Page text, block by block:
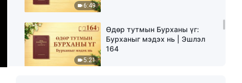
6:49
5:21
Өдөр тутмын Бурханы үг:
Бурханыг мэдэх нь | Эшлэл
164